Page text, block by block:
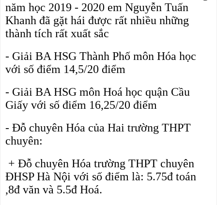
năm học 2019 - 2020 em Nguyễn Tuấn
Khanh đã gặt hái được rất nhiều những
thành tích rất xuất sắc
- Giải BA HSG Thành Phố môn Hóa học
với số điểm 14,5/20 điểm
- Giải BA HSG môn Hoá học quận Cầu
Giấy với số điểm 16,25/20 điểm
- Đỗ chuyên Hóa của Hai trường THPT
chuyên:
ĐHSP Hà Nội với số điểm là: 5.75đ toán
,8đ văn và 5.5đ Hoá.